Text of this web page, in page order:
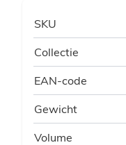
SKU
Collectie
EAN-code
Gewicht
Volume